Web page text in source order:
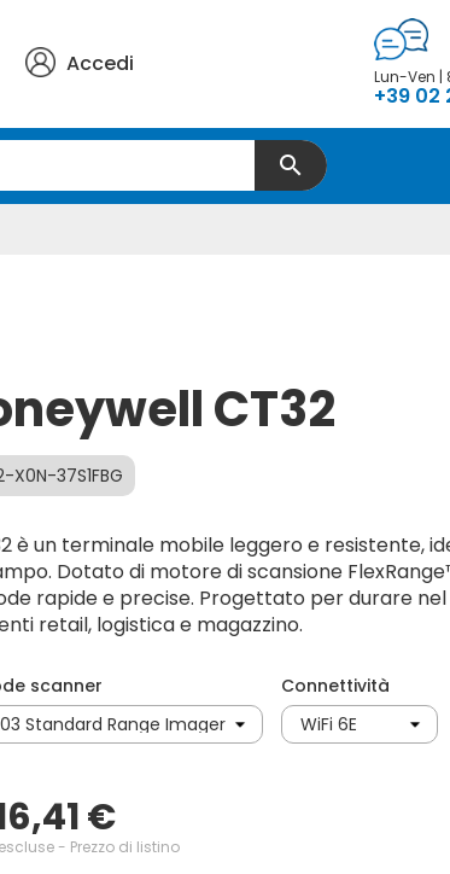
Accedi Lun-Ven |
+39 02
search
CT32
X0N-37S1FBG
è un terminale mobile leggero e resistente,
Dotato di motore di scansione
rapide e precise. Progettato per durare
retail, logistica e magazzino.
scanner Connettività
€
- Prezzo di listino